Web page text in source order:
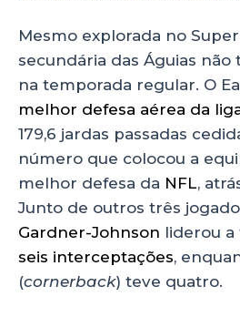
Mesmo explorada no
secundária das Águias não
na temporada regular. O
melhor defesa aérea da
179,6 jardas passadas
número que colocou a
melhor defesa da NFL,
Junto de outros três
Gardner-Johnson liderou
seis interceptações,
(cornerback) teve quatro.